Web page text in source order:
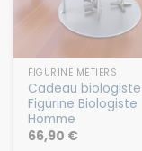
FIGURINE MÉTIERS
Cadeau
Figurine Biologiste
Homme
66,90 €